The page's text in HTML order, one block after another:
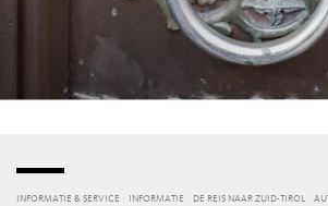
INFORMATIE & SERVICE INFORMATIE DE REIS NAAR ZUID-TIROL